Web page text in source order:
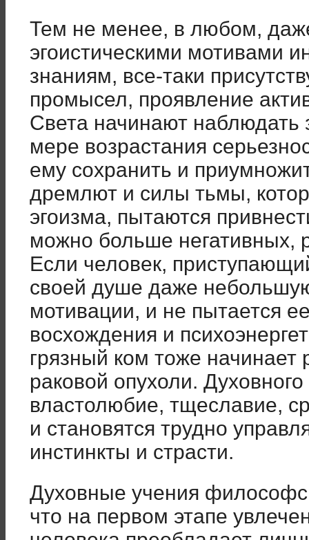
Тем не менее, в любом,
эгоистическими мотивами
знаниям, все-таки
промысел, проявление
Света начинают наблюдать
мере возрастания
ему сохранить и
дремлют и силы тьмы,
эгоизма, пытаются
можно больше негативных,
Если человек,
своей душе даже
мотивации, и не пытается
восхождения и
грязный ком тоже начинает
раковой опухоли.
властолюбие, тщеславие,
и становятся трудно
инстинкты и страсти.
Духовные учения
что на первом этапе